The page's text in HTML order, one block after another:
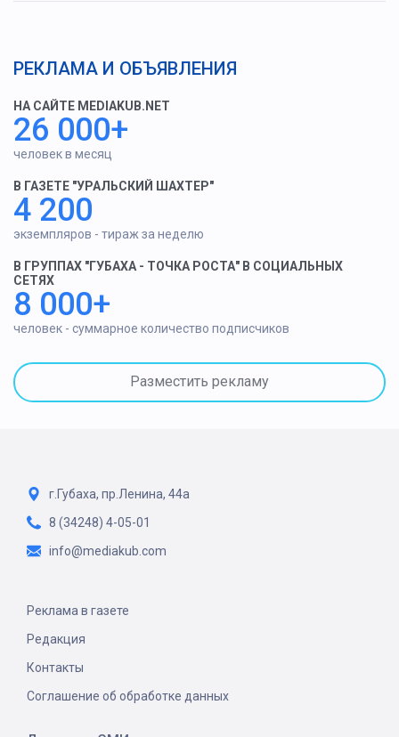
РЕКЛАМА И ОБЪЯВЛЕНИЯ
НА САЙТЕ MEDIAKUB.NET
26 000+
человек в месяц
В ГАЗЕТЕ "УРАЛЬСКИЙ ШАХТЕР"
4 200
экземпляров - тираж за неделю
В ГРУППАХ "ГУБАХА - ТОЧКА РОСТА" В СОЦИАЛЬНЫХ
СЕТЯХ
8 000+
человек - суммарное количество подписчиков
Разместить рекламу
г.Губаха, пр.Ленина, 44а
8 (34248) 4-05-01
info@mediakub.com
Реклама в газете
Редакция
Контакты
Соглашение об обработке данных